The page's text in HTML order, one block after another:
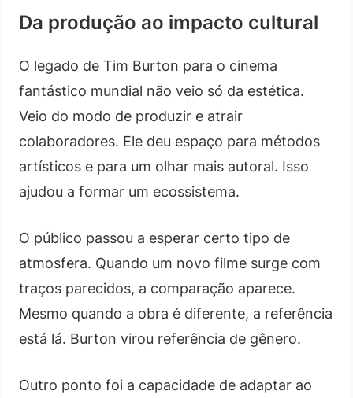
Da produção ao impacto cultural
O legado de Tim Burton para o cinema
fantástico mundial não veio só da estética.
Veio do modo de produzir e atrair
colaboradores. Ele deu espaço para métodos
artísticos e para um olhar mais autoral. Isso
ajudou a formar um ecossistema.
O público passou a esperar certo tipo de
atmosfera. Quando um novo filme surge com
traços parecidos, a comparação aparece.
Mesmo quando a obra é diferente, a referência
está lá. Burton virou referência de gênero.
Outro ponto foi a capacidade de adaptar ao